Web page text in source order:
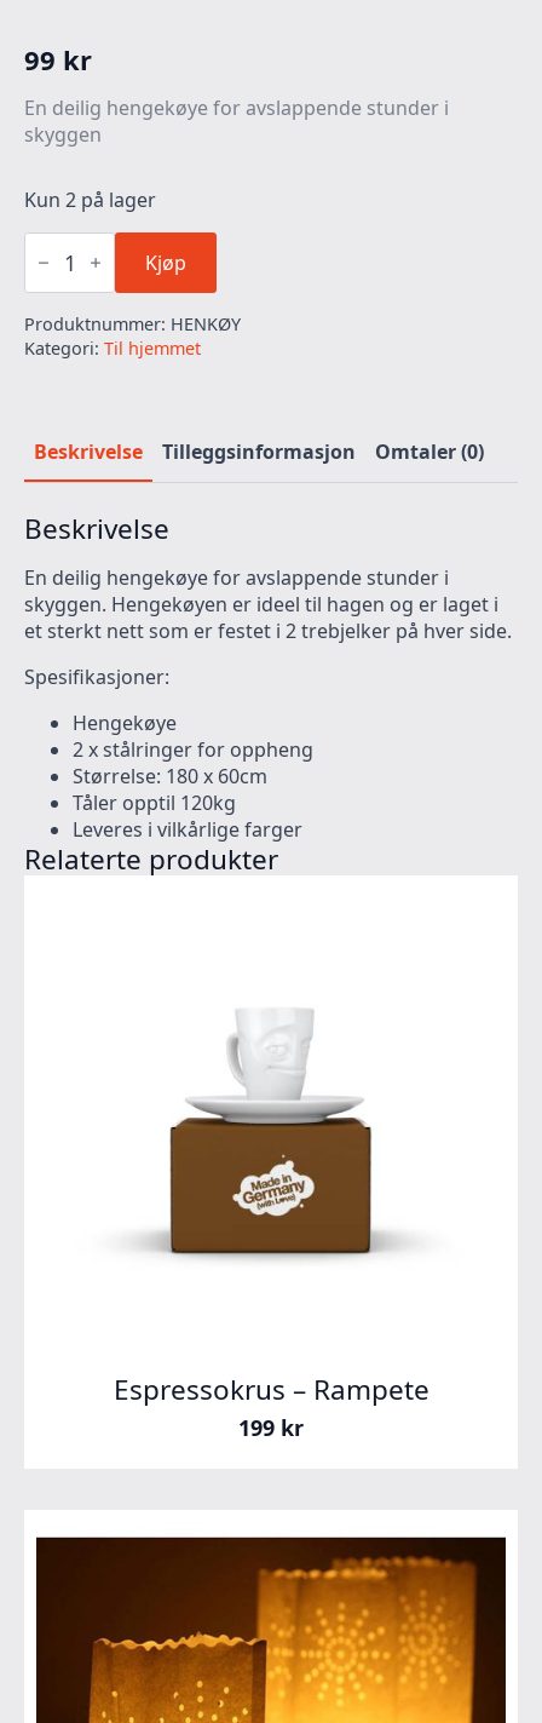
99 kr
En deilig hengekøye for avslappende stunder i
skyggen
Kun 2 på lager
Hengekøye
antall Kjøp
Produktnummer: HENKØY
Kategori: Til hjemmet
Beskrivelse Tilleggsinformasjon Omtaler (0)
Beskrivelse
En deilig hengekøye for avslappende stunder i
skyggen. Hengekøyen er ideel til hagen og er laget i
et sterkt nett som er festet i 2 trebjelker på hver side.
Spesifikasjoner:
Hengekøye
2 x stålringer for oppheng
Størrelse: 180 x 60cm
Tåler opptil 120kg
Leveres i vilkårlige farger
Relaterte produkter
Espressokrus – Rampete
199 kr